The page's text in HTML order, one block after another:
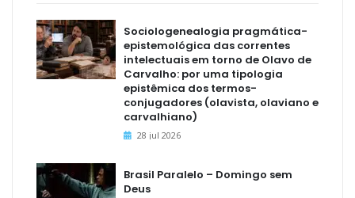
Sociologenealogia pragmática-
epistemológica das correntes
intelectuais em torno de Olavo de
Carvalho: por uma tipologia
epistêmica dos termos-
conjugadores (olavista, olaviano e
carvalhiano)
28 jul 2026
Brasil Paralelo – Domingo sem
Deus